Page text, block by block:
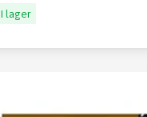
I lager